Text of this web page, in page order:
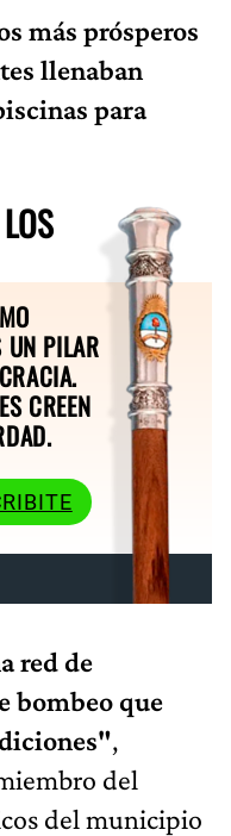
más prósperos
llenaban
para
UN PILAR
CREEN
red de
bombeo que
,
del
del municipio